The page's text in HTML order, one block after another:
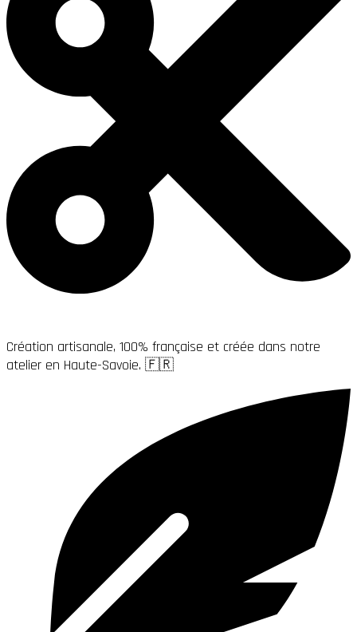
Création artisanale, 100% française et créée dans notre
atelier en Haute-Savoie. 🇫🇷